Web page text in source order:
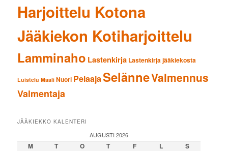
Harjoittelu Kotona
Jääkiekon Kotiharjoittelu
Lamminaho Lastenkirja Lastenkirja jääkiekosta
Luistelu Maali Nuori PelaajaSelänneValmennus
Valmentaja
JÄÄKIEKKO KALENTERI
AUGUSTI 2026
M T O T F L S